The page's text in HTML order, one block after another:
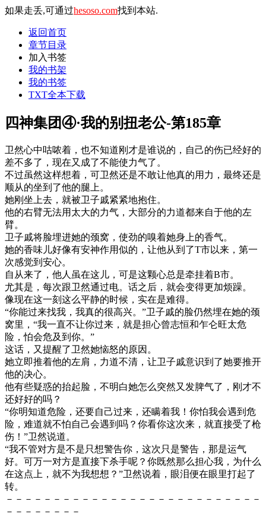
如果走丢,可通过hesoso.com找到本站.
返回首页
章节目录
加入书签
我的书架
我的书签
TXT全本下载
四神集团④·我的别扭老公-第185章
卫然心中咕哝着，也不知道刚才是谁说的，自己的伤已经好的
差不多了，现在又成了不能使力气了。
不过虽然这样想着，可卫然还是不敢让他真的用力，最终还是
顺从的坐到了他的腿上。
她刚坐上去，就被卫子戚紧紧地抱住。
他的右臂无法用太大的力气，大部分的力道都来自于他的左
臂。
卫子戚将脸埋进她的颈窝，使劲的嗅着她身上的香气。
她的香味儿好像有安神作用似的，让他从到了T市以来，第一
次感觉到安心。
自从来了，他人虽在这儿，可是这颗心总是牵挂着B市。
尤其是，每次跟卫然通过电。话之后，就会变得更加烦躁。
像现在这一刻这么平静的时候，实在是难得。
“你能过来找我，我真的很高兴。”卫子戚的脸仍然埋在她的颈
窝里，“我一直不让你过来，就是担心曾志恒和乍仑旺太危
险，怕会危及到你。”
这话，又提醒了卫然她恼怒的原因。
她立即推着他的左肩，力道不清，让卫子戚意识到了她要推开
他的决心。
他有些疑惑的抬起脸，不明白她怎么突然又发脾气了，刚才不
还好好的吗？
“你明知道危险，还要自己过来，还瞒着我！你怕我会遇到危
险，难道就不怕自己会遇到吗？你看你这次来，就直接受了枪
伤！”卫然说道。
“我不管对方是不是只想警告你，这次只是警告，那是运气
好。可万一对方是直接下杀手呢？你既然那么担心我，为什么
在这点上，就不为我想想？”卫然说着，眼泪便在眼里打起了
转。
－－－－－－－－－－－－－－－－－－－－－－－－－－－
－－－－－－－－